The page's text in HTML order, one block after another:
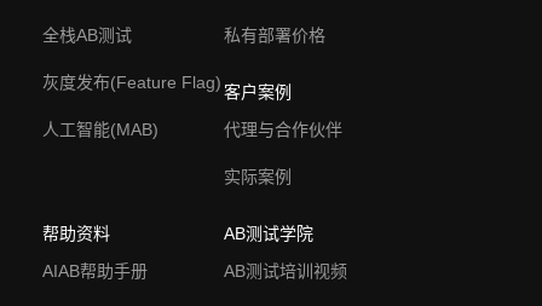
全栈AB测试
灰度发布(Feature Flag)
人工智能(MAB)
私有部署价格
客户案例
代理与合作伙伴
实际案例
帮助资料
AIAB帮助手册
AB测试学院
AB测试培训视频